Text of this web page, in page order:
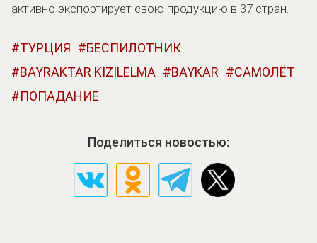
активно экспортирует свою продукцию в 37 стран.
ТУРЦИЯ
БЕСПИЛОТНИК
BAYRAKTAR KIZILELMA
BAYKAR
САМОЛЁТ
ПОПАДАНИЕ
Поделиться новостью: